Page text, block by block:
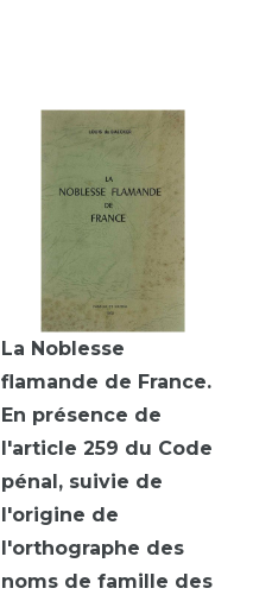
La Noblesse
flamande de France.
En présence de
l'article 259 du Code
pénal, suivie de
l'origine de
l'orthographe des
noms de famille des